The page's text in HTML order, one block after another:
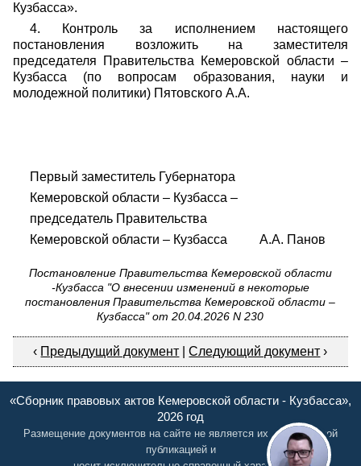
Кузбасса».
4. Контроль за исполнением настоящего
постановления
возложить на заместителя
председателя Правительства Кемеровской области –
Кузбасса (по вопросам образования, науки и
молодежной политики) Пятовского А.А.
Первый заместитель Губернатора
Кемеровской области – Кузбасса –
председатель Правительства
Кемеровской области – Кузбасса А.А. Панов
Постановление Правительства Кемеровской области
-Кузбасса "О внесении изменений в некоторые
постановления Правительства Кемеровской области –
Кузбасса" от 20.04.2026 N 230
‹ Предыдущий документ |Следующий документ ›
«Сборник правовых актов Кемеровской области - Кузбасса»,
2026 год
Размещение документов на сайте не является их официальной
публикацией и